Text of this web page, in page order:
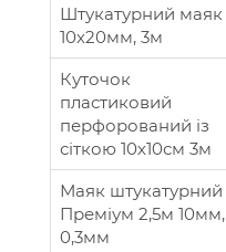
Штукатурний маяк
10х20мм, 3м
Куточок
пластиковий
перфорований із
сіткою 10х10см 3м
Маяк штукатурний
Преміум 2,5м 10мм,
0,3мм